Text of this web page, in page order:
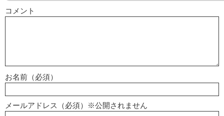
コメント
お名前（必須）
メールアドレス（必須）※公開されません